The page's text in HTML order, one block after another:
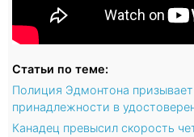
Статьи по теме:
Полиция Эдмонтона
принадлежности в
Канадец превысил скорость